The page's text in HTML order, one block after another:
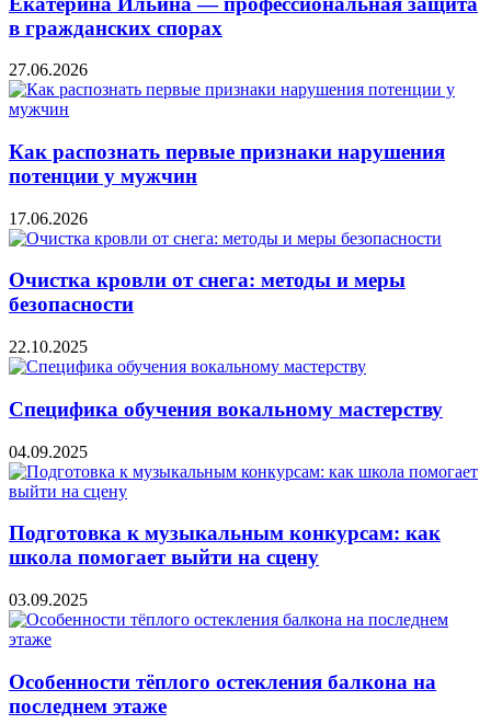
в гражданских спорах
27.06.2026
Как распознать первые признаки нарушения
потенции у мужчин
17.06.2026
Очистка кровли от снега: методы и меры
безопасности
22.10.2025
Специфика обучения вокальному мастерству
04.09.2025
Подготовка к музыкальным конкурсам: как
школа помогает выйти на сцену
03.09.2025
Особенности тёплого остекления балкона на
последнем этаже